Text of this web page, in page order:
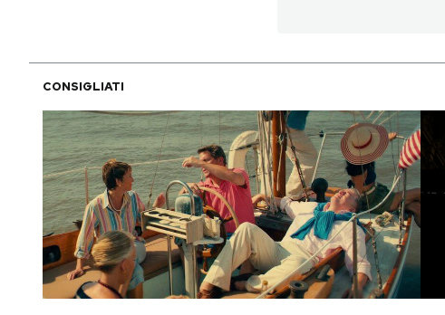
CONSIGLIATI